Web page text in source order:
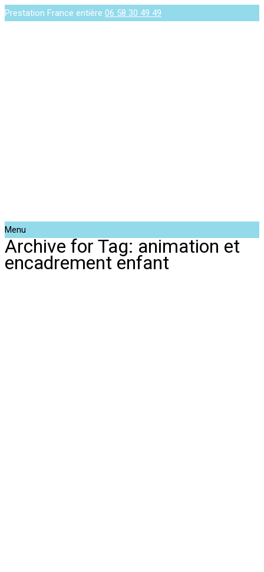
Prestation France entière 06 58 30 49 49
Menu
Archive for Tag: animation et
encadrement enfant